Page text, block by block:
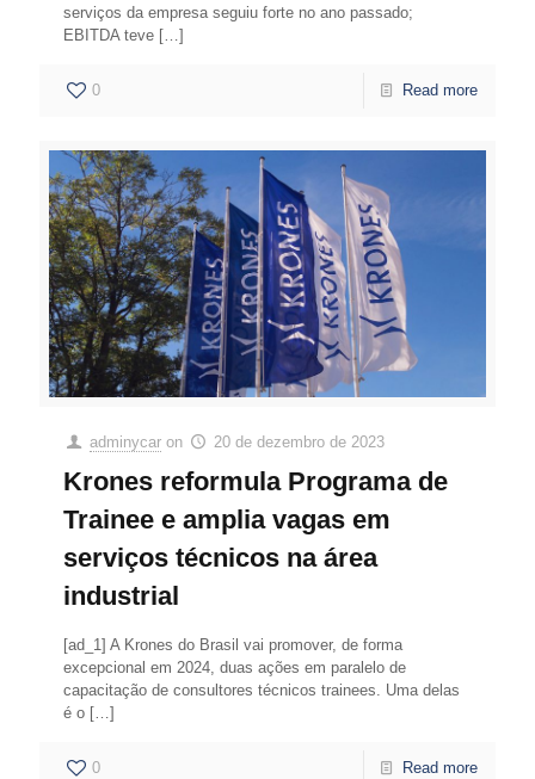
serviços da empresa seguiu forte no ano passado;
EBITDA teve […]
0 Read more
adminycar on 20 de dezembro de 2023
Krones reformula Programa de
Trainee e amplia vagas em
serviços técnicos na área
industrial
[ad_1] A Krones do Brasil vai promover, de forma
excepcional em 2024, duas ações em paralelo de
capacitação de consultores técnicos trainees. Uma delas
é o […]
0 Read more